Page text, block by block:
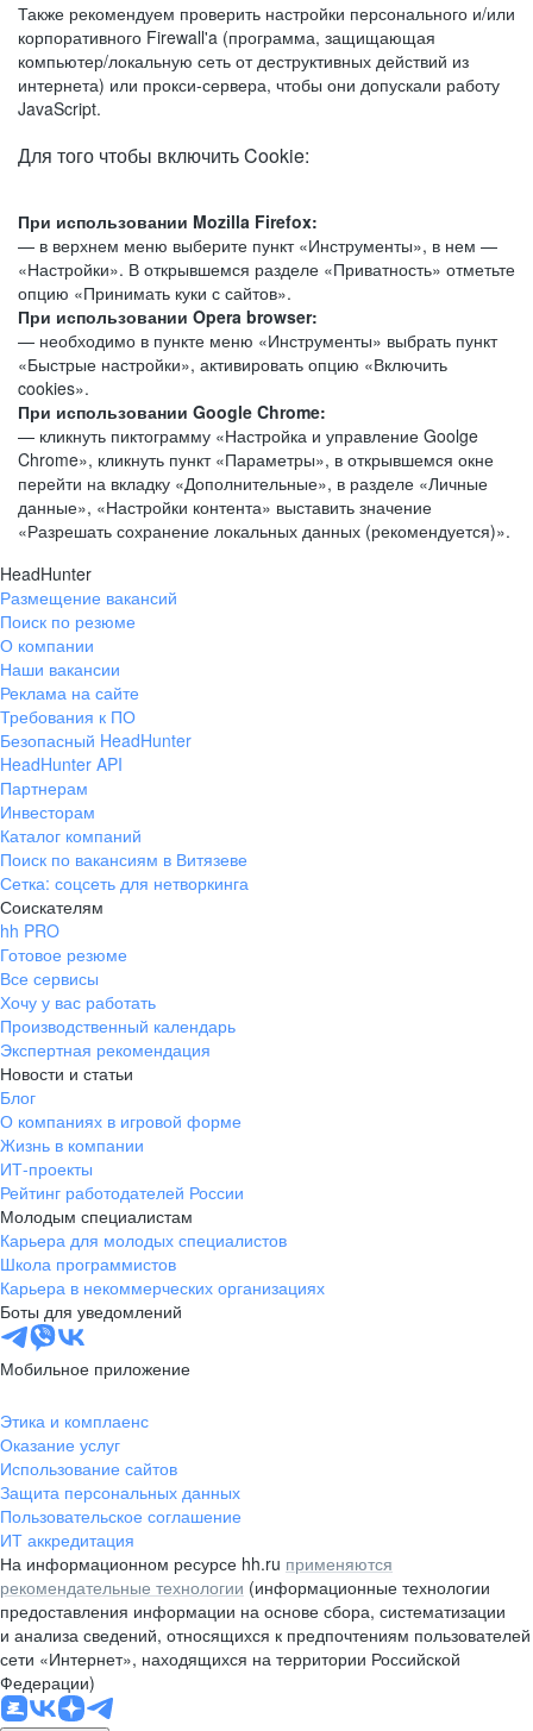
Также рекомендуем проверить настройки персонального и/или
корпоративного Firewall'a (программа, защищающая
компьютер/локальную сеть от деструктивных действий из
интернета) или прокси-сервера, чтобы они допускали работу
JavaScript.
Для того чтобы включить Cookie:
При использовании Mozilla Firefox:
— в верхнем меню выберите пункт «Инструменты», в нем —
«Настройки». В открывшемся разделе «Приватность» отметьте
опцию «Принимать куки с сайтов».
При использовании Opera browser:
— необходимо в пункте меню «Инструменты» выбрать пункт
«Быстрые настройки», активировать опцию «Включить
cookies».
При использовании Google Chrome:
— кликнуть пиктограмму «Настройка и управление Goolge
Chrome», кликнуть пункт «Параметры», в открывшемся окне
перейти на вкладку «Дополнительные», в разделе «Личные
данные», «Настройки контента» выставить значение
«Разрешать сохранение локальных данных (рекомендуется)».
HeadHunter
Размещение вакансий
Поиск по резюме
О компании
Наши вакансии
Реклама на сайте
Требования к ПО
Безопасный HeadHunter
HeadHunter API
Партнерам
Инвесторам
Каталог компаний
Поиск по вакансиям в Витязеве
Сетка: соцсеть для нетворкинга
Соискателям
hh PRO
Готовое резюме
Все сервисы
Хочу у вас работать
Производственный календарь
Экспертная рекомендация
Новости и статьи
Блог
О компаниях в игровой форме
Жизнь в компании
ИТ-проекты
Рейтинг работодателей России
Молодым специалистам
Карьера для молодых специалистов
Школа программистов
Карьера в некоммерческих организациях
Боты для уведомлений
Мобильное приложение
Этика и комплаенс
Оказание услуг
Использование сайтов
Защита персональных данных
Пользовательское соглашение
ИТ аккредитация
На информационном ресурсе hh.ru применяются
рекомендательные технологии (информационные технологии
предоставления информации на основе сбора, систематизации
и анализа сведений, относящихся к предпочтениям пользователей
сети «Интернет», находящихся на территории Российской
Федерации)